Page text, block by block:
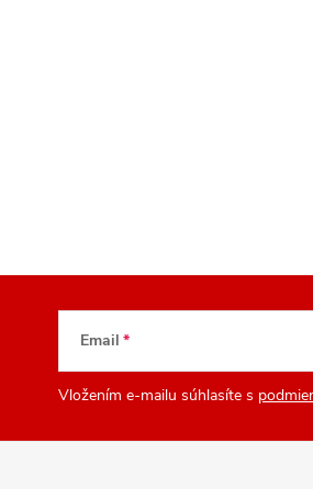
Email
Vložením e-mailu súhlasíte s